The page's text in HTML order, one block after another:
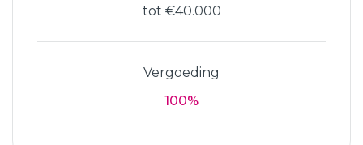
tot €40.000
Vergoeding
100%